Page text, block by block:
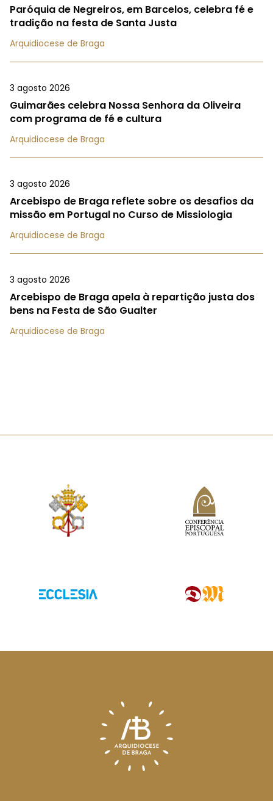
Paróquia de Negreiros, em Barcelos, celebra fé e
tradição na festa de Santa Justa
Arquidiocese de Braga
3 agosto 2026
Guimarães celebra Nossa Senhora da Oliveira
com programa de fé e cultura
Arquidiocese de Braga
3 agosto 2026
Arcebispo de Braga reflete sobre os desafios da
missão em Portugal no Curso de Missiologia
Arquidiocese de Braga
3 agosto 2026
Arcebispo de Braga apela à repartição justa dos
bens na Festa de São Gualter
Arquidiocese de Braga